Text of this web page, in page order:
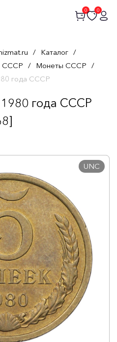
0 0
/ Каталог /
СССР / Монеты СССР /
года СССР
года СССР
UNC